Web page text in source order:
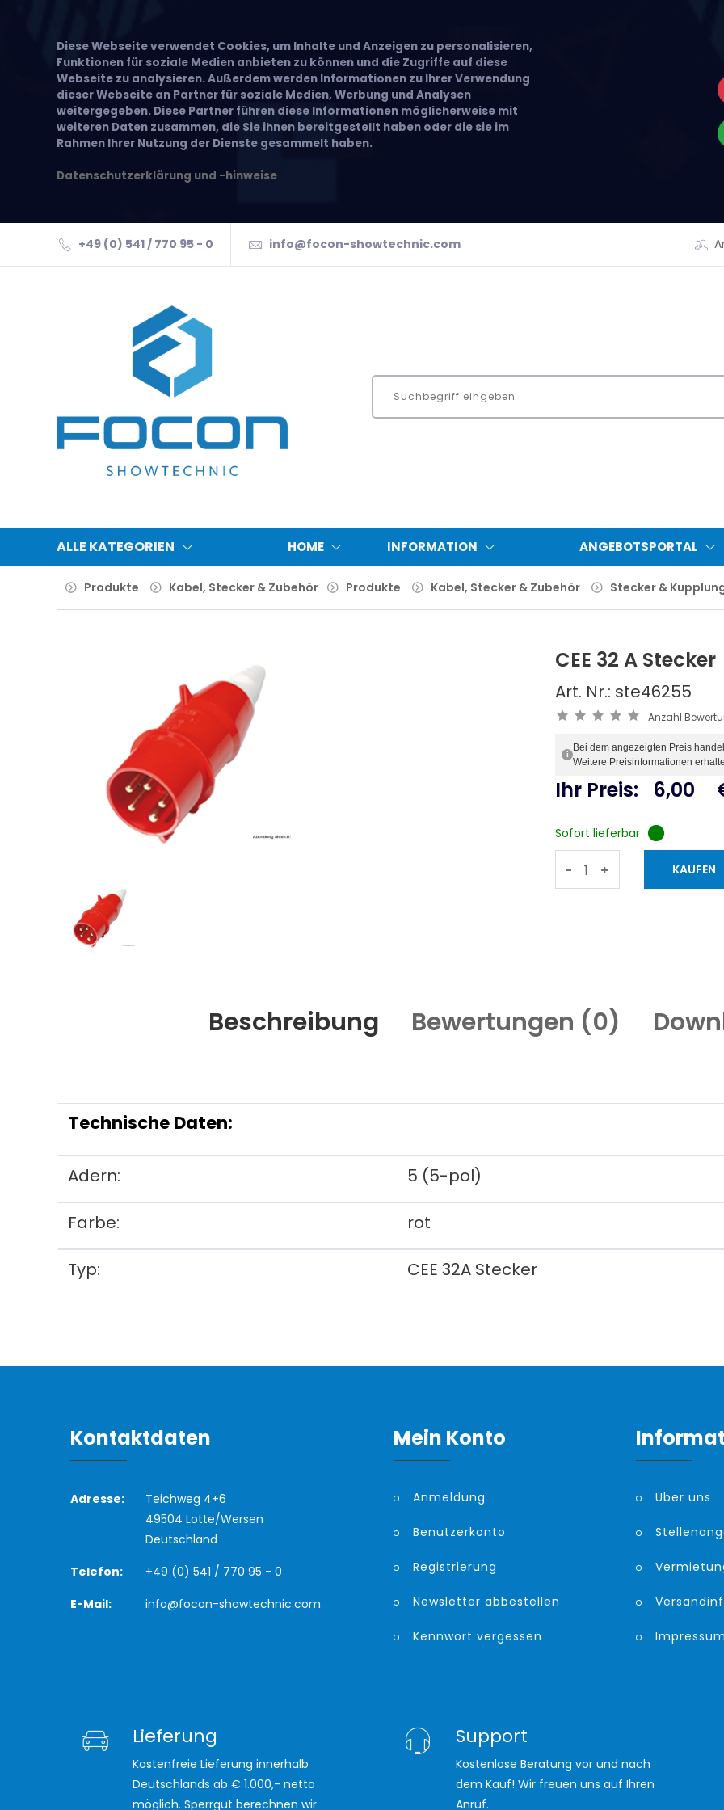
Diese Webseite verwendet Cookies, um Inhalte und Anzeigen zu personalisieren,
Funktionen für soziale Medien anbieten zu können und die Zugriffe auf diese
Webseite zu analysieren. Außerdem werden Informationen zu Ihrer Verwendung
dieser Webseite an Partner für soziale Medien, Werbung und Analysen
weitergegeben. Diese Partner führen diese Informationen möglicherweise mit
weiteren Daten zusammen, die Sie ihnen bereitgestellt haben oder die sie im
Rahmen Ihrer Nutzung der Dienste gesammelt haben.
Datenschutzerklärung und -hinweise
+49 (0) 541 / 770 95 - 0 info@focon-showtechnic.com
ALLE KATEGORIEN HOME INFORMATION ANGEBOTSPORTAL
Produkte Kabel, Stecker & Zubehör Produkte Kabel, Stecker & Zubehör Stecker &
CEE 32 A Stecker
Art. Nr.: ste46255
Anzahl
i
Bei dem angezeigten Preis
Weitere Preisinformationen
Ihr Preis: 6,00
Sofort lieferbar
- +
Beschreibung Bewertungen (0)
Technische Daten:
Adern: 5 (5-pol)
Farbe: rot
Typ: CEE 32A Stecker
Kontaktdaten
Adresse:
Teichweg 4+6
49504 Lotte/Wersen
Deutschland
Telefon:
+49 (0) 541 / 770 95 - 0
E-Mail:
info@focon-showtechnic.com
Mein Konto
Anmeldung
Benutzerkonto
Registrierung
Newsletter abbestellen
Kennwort vergessen
Über uns
Impressum
Lieferung
Kostenfreie Lieferung innerhalb
Deutschlands ab € 1.000,- netto
möglich. Sperrgut berechnen wir
Support
Kostenlose Beratung vor und nach
dem Kauf! Wir freuen uns auf Ihren
Anruf.